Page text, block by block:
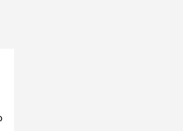
dedo, y si necesita
puede resolver